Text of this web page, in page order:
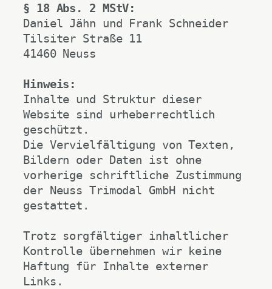
§ 18 Abs. 2 MStV:
Daniel Jähn und Frank Schneider
Tilsiter Straße 11
41460 Neuss
Hinweis:
Inhalte und Struktur dieser
Website sind urheberrechtlich
geschützt.
Die Vervielfältigung von Texten,
Bildern oder Daten ist ohne
vorherige schriftliche Zustimmung
der Neuss Trimodal GmbH nicht
gestattet.
Trotz sorgfältiger inhaltlicher
Kontrolle übernehmen wir keine
Haftung für Inhalte externer
Links.